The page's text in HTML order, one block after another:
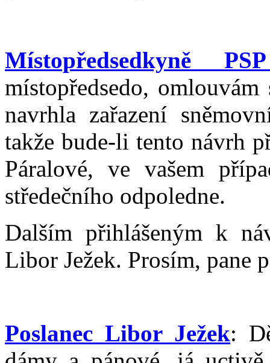
Místopředsedkyně
místopředsedo,
navrhla zařazení
takže bude-li tento návrh
Páralové, ve vašem
středečního odpoledne.
Dalším přihlášeným k
Libor Ježek. Prosím, pane
Poslanec Libor Ježek: